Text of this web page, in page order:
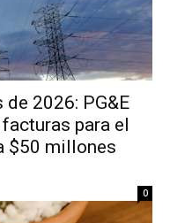
2026: PG&E
para el
$50 millones
0